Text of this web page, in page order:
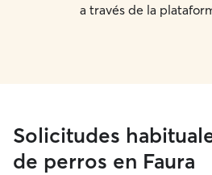
a través de la
Solicitudes
de perros en Faura